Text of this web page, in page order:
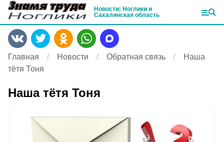
Новости: Ноглики и
Сахалинская область
Главная Новости Обратная связь
Наша
тётя Тоня
Наша тётя Тоня